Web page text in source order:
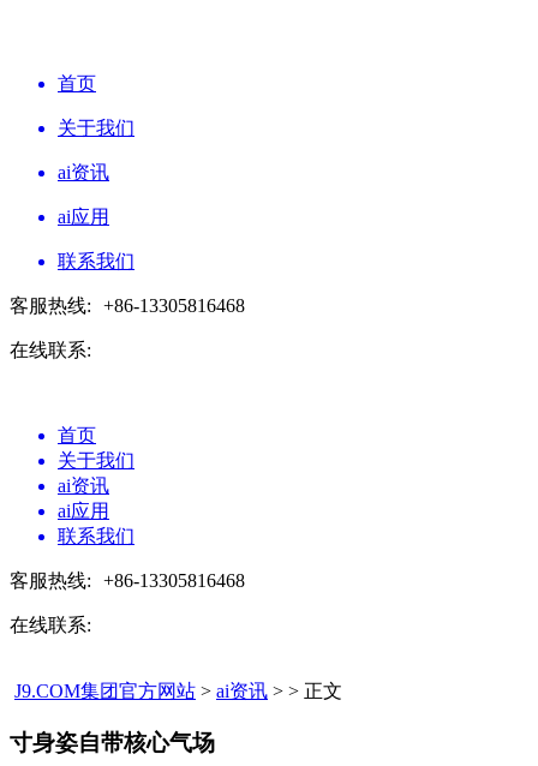
首页
关于我们
ai资讯
ai应用
联系我们
客服热线: +86-13305816468
在线联系:
首页
关于我们
ai资讯
ai应用
联系我们
客服热线: +86-13305816468
在线联系:
J9.COM集团官方网站 > ai资讯 > > 正文
寸身姿自带核心气场​